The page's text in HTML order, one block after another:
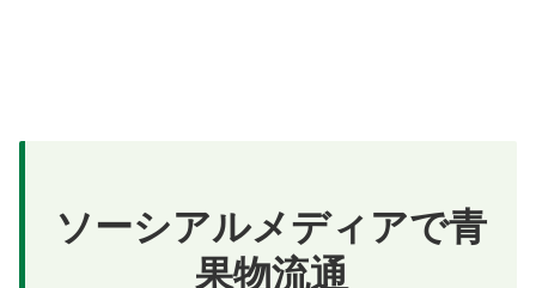
ソーシアルメディアで青
果物流通